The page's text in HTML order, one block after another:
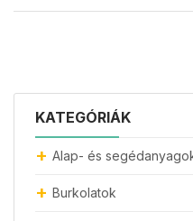
KATEGÓRIÁK
Alap- és
Burkolatok